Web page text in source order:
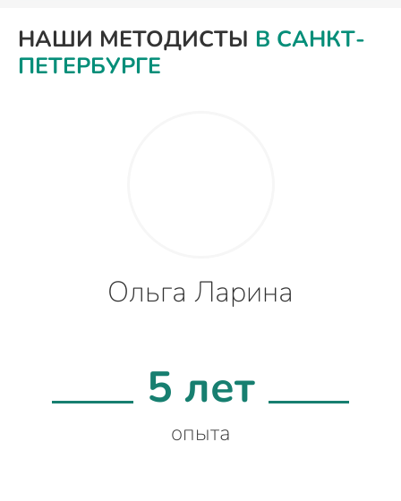
НАШИ МЕТОДИСТЫ В САНКТ-
ПЕТЕРБУРГЕ
Ольга Ларина
5 лет
опыта